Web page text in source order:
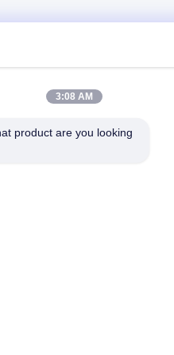
3:08 AM
product are you looking